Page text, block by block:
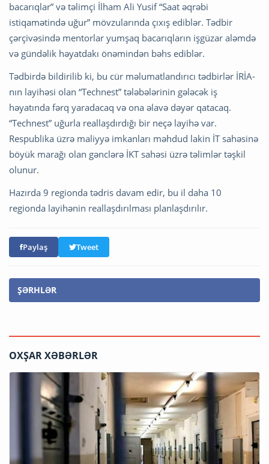
bacarıqlar” və təlimçi İlham Ali Yusif “Saat əqrəbi
istiqamətində uğur” mövzularında çıxış ediblər. Tədbir
çərçivəsində mentorlar yumşaq bacarıqların işgüzar aləmdə
və gündəlik həyatdakı önəmindən bəhs ediblər.
Tədbirdə bildirilib ki, bu cür məlumatlandırıcı tədbirlər İRİA-
nın layihəsi olan “Technest” tələbələrinin gələcək iş
həyatında fərq yaradacaq və ona əlavə dəyər qatacaq.
“Technest” uğurla reallaşdırdığı bir neçə layihə var.
Respublika üzrə maliyyə imkanları məhdud lakin İT sahəsinə
böyük marağı olan gənclərə İKT sahəsi üzrə təlimlər təşkil
olunur.
Hazırda 9 regionda tədris davam edir, bu il daha 10
regionda layihənin reallaşdırılması planlaşdırılır.
Paylaş Tweet
ŞƏRHLƏR
OXŞAR XƏBƏRLƏR